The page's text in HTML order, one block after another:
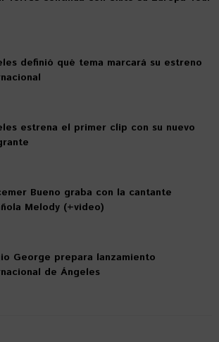
definió qué tema marcará su estreno
estrena el primer clip con su nuevo
Bueno graba con la cantante
Melody (+video)
George prepara lanzamiento
de Ángeles